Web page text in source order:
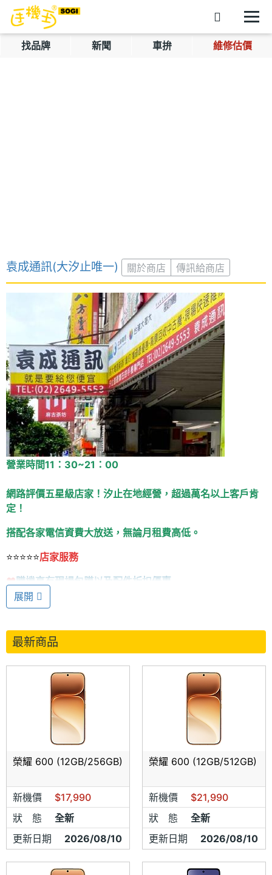
找品牌 新聞 車拚 維修估價
袁成通訊(大汐止唯一) 關於商店 傳訊給商店
營業時間11：30~21：00
網路評價五星級店家！汐止在地經營，超過萬名以上客戶肯
定！
搭配各家電信資費大放送，無論月租費高低。
⭐⭐⭐⭐⭐店家服務
❤️購機享有現場包膜以及配件折扣優惠
❤️免費手機設定/資料轉移/帳號設定/手機健檢/疑難排解 。
【義務服務項目，將心比心，請自備帳號密碼，重要！】
❤️提供舊機換新機優惠，高價回估您的中古機，讓您輕鬆入
手新手機
店家購買手機保固內免費"送修"代理商
搭配門號再享高額折扣
皆可申辦，
更少擁有更多!!!!
⭐⭐⭐⭐購買須知
❤️請先來電洽詢是否有貨，以避免您白跑一趟
❤️部分機型會需要先來付訂金，再請網友們配合
❤️請來電(店)網友們一定表明手機王網友身分，否則一律依
現場報價為主
展開
最新商品
榮耀 600 (12GB/256GB)
新機價
$17,990
狀 態
全新
更新日期
2026/08/10
榮耀 600 (12GB/512GB)
新機價
$21,990
狀 態
全新
更新日期
2026/08/10